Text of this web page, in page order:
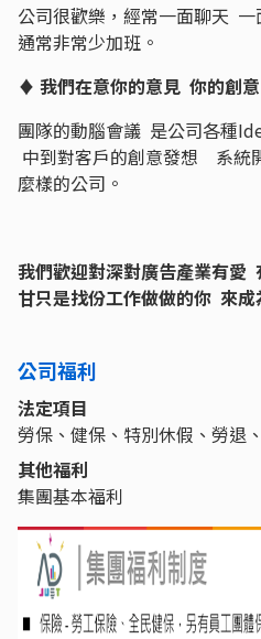
公司很歡樂，經常一面聊天
通常非常少加班。
♦ 我們在意你的意見 你的創
團隊的動腦會議 是公司各種
中到對客戶的創意發想 系統
麼樣的公司。
我們歡迎對深對廣告產業有
甘只是找份工作做做的你 來成
公司福利
法定項目
勞保、健保、特別休假、勞退
其他福利
集團基本福利